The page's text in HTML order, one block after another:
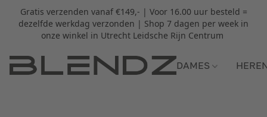
Gratis verzenden vanaf €149,- | Voor 16.00 uur besteld =
dezelfde werkdag verzonden | Shop 7 dagen per week in
onze winkel in Utrecht Leidsche Rijn Centrum
DAMES